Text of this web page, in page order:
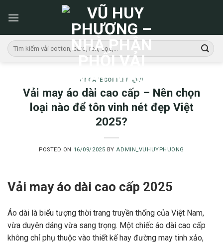
Tìm
kiếm:
UNCATEGORIZED @VI
Vải may áo dài cao cấp – Nên chọn
loại nào để tôn vinh nét đẹp Việt
2025?
POSTED ON 16/09/2025 BY ADMIN_VUHUYPHUONG
Vải may áo dài cao cấp 2025
Áo dài là biểu tượng thời trang truyền thống của Việt Nam,
vừa duyên dáng vừa sang trọng. Một chiếc áo dài cao cấp
không chỉ phụ thuộc vào thiết kế hay đường may tinh xảo,